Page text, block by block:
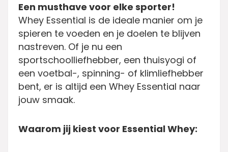
Een musthave voor elke sporter!
Whey Essential is de ideale manier om je
spieren te voeden en je doelen te blijven
nastreven. Of je nu een
sportschoolliefhebber, een thuisyogi of
een voetbal-, spinning- of klimliefhebber
bent, er is altijd een Whey Essential naar
jouw smaak.
Waarom jij kiest voor Essential Whey: